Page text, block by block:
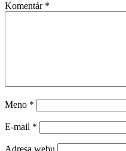
Komentár *
Meno *
E-mail *